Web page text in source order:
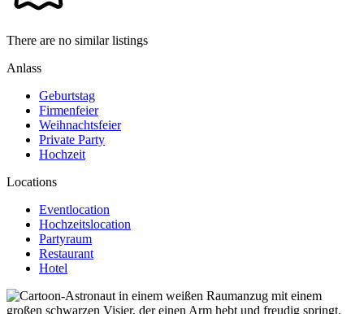
There are no similar listings
Anlass
Geburtstag
Firmenfeier
Weihnachtsfeier
Private Party
Hochzeit
Locations
Eventlocation
Hochzeitslocation
Partyraum
Restaurant
Hotel